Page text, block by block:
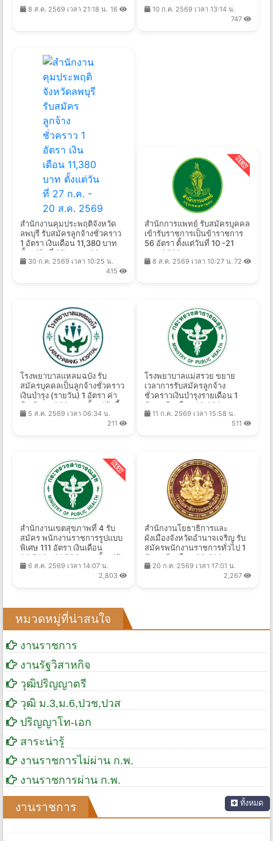
8 ส.ค. 2569 เวลา 21:18 น. 16
10 ก.ค. 2569 เวลา 13:14 น.
747
สำนักงานคุมประพฤติจังหวัด
ลพบุรี รับสมัครลูกจ้างชั่วคราว
1 อัตรา เงินเดือน 11,380 บาท
ตั้งแต่วันที่ 27 ก.ค. - 20 ส.ค.
256930 ก.ค. 2569 เวลา 10:25 น.
415
สำนักการแพทย์ รับสมัครบุคคล
เข้ารับราชการเป็นข้าราชการ
56 อัตรา ตั้งแต่วันที่ 10 -21
ส.ค. 2569
8 ส.ค. 2569 เวลา 10:27 น. 72
โรงพยาบาลแหลมฉบัง รับ
สมัครบุคคลเป็นลูกจ้างชั่วคราว
เงินบำรุง (รายวัน) 1 อัตรา ค่า
จ้างวันละ 900 บาท ตั้งแต่บัดนี้ -
17 ส.ค. 2569
5 ส.ค. 2569 เวลา 06:34 น.
211
โรงพยาบาลแม่สรวย ขยาย
เวลาการรับสมัครลูกจ้าง
ชั่วคราวเงินบำรุงรายเดือน 1
อัตรา เงินเดือน 18,000 บาท
ตั้งแต่บัดนี้ - 15 ก.ย. 2569
11 ก.ค. 2569 เวลา 15:58 น.
511
สำนักงานเขตสุขภาพที่ 4 รับ
สมัคร พนักงานราชการรูปแบบ
พิเศษ 111 อัตรา เงินเดือน
22,740 - 81,580 บาท ตั้งแต่วัน
ที่ 17-28 ส.ค. 2569
6 ส.ค. 2569 เวลา 14:07 น.
2,803
สำนักงานโยธาธิการและ
ผังเมืองจังหวัดอำนาจเจริญ รับ
สมัครพนักงานราชการทั่วไป 1
อัตรา เงินเดือน 23,600 บาท
ตั้งแต่วันที่ 3-11 ส.ค. 2569
20 ก.ค. 2569 เวลา 17:01 น.
2,267
หมวดหมู่ที่น่าสนใจ
งานราชการ
งานรัฐวิสาหกิจ
วุฒิปริญญาตรี
วุฒิ ม.3,ม.6,ปวช,ปวส
ปริญญาโท-เอก
สาระน่ารู้
งานราชการไม่ผ่าน ก.พ.
งานราชการผ่าน ก.พ.
งานราชการ ทั้งหมด